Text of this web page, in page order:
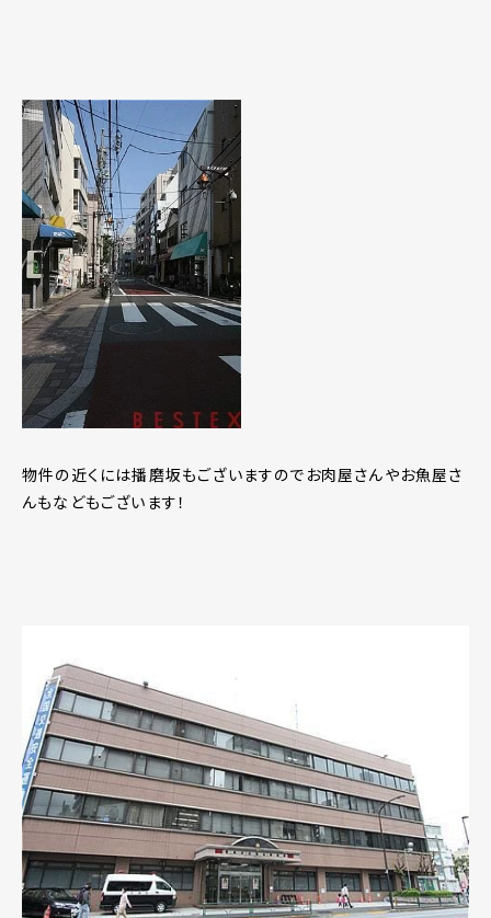
物件の近くには播磨坂もございますのでお肉屋さんやお魚屋さ
んもなどもございます！